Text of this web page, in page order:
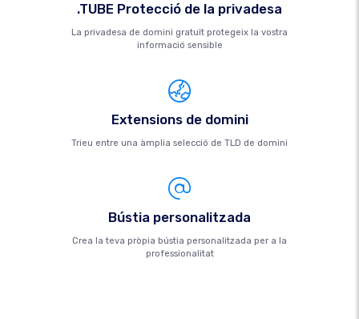
.TUBE Protecció de la privadesa
La privadesa de domini gratuït protegeix la vostra
informació sensible
Extensions de domini
Trieu entre una àmplia selecció de TLD de domini
Bústia personalitzada
Crea la teva pròpia bústia personalitzada per a la
professionalitat